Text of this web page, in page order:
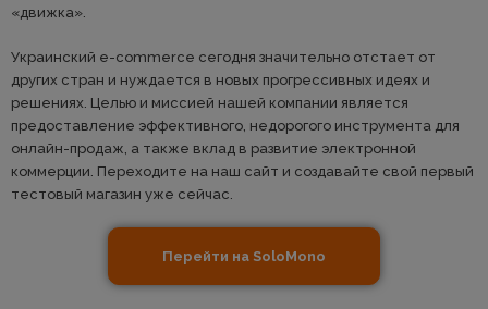
«движка».
Украинский e-commerce сегодня значительно отстает от
других стран и нуждается в новых прогрессивных идеях и
решениях. Целью и миссией нашей компании является
предоставление эффективного, недорогого инструмента для
онлайн-продаж, а также вклад в развитие электронной
коммерции. Переходите на наш сайт и создавайте свой первый
тестовый магазин уже сейчас.
Перейти на SoloMono